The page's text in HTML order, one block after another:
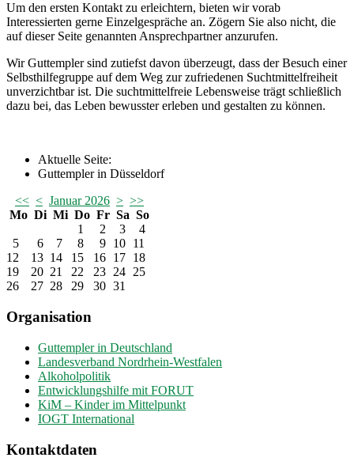
Um den ersten Kontakt zu erleichtern, bieten wir vorab
Interessierten gerne Einzelgespräche an. Zögern Sie also nicht, die
auf dieser Seite genannten Ansprechpartner anzurufen.
Wir Guttempler sind zutiefst davon überzeugt, dass der Besuch einer
Selbsthilfegruppe auf dem Weg zur zufriedenen Suchtmittelfreiheit
unverzichtbar ist. Die suchtmittelfreie Lebensweise trägt schließlich
dazu bei, das Leben bewusster erleben und gestalten zu können.
Aktuelle Seite:
Guttempler in Düsseldorf
<< < Januar 2026 > >>
Mo Di Mi Do Fr Sa So
1
2 3
4
5
6 7 8 9 10 11
12
13 14 15 16 17 18
19
20 21 22 23 24 25
26
27 28 29 30 31
Organisation
Guttempler in Deutschland
Landesverband Nordrhein-Westfalen
Alkoholpolitik
Entwicklungshilfe mit FORUT
KiM – Kinder im Mittelpunkt
IOGT International
Kontaktdaten